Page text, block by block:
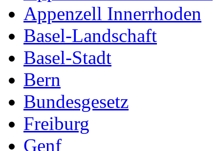
Appenzell Innerrhoden
Basel-Landschaft
Basel-Stadt
Bern
Bundesgesetz
Freiburg
Genf